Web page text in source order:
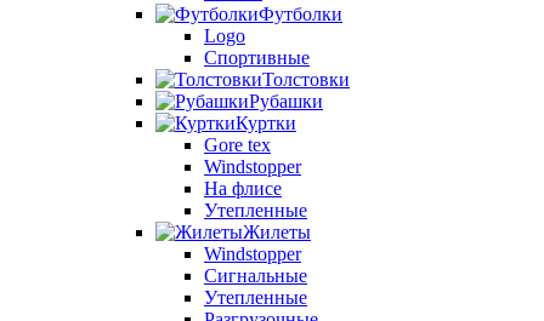
Футболки
Logo
Спортивные
Толстовки
Рубашки
Куртки
Gore tex
Windstopper
На флисе
Утепленные
Жилеты
Windstopper
Сигнальные
Утепленные